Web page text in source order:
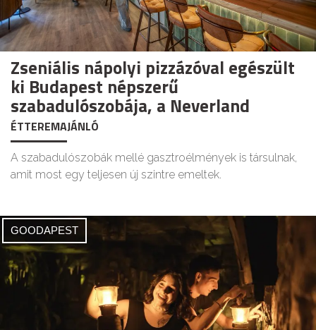
Zseniális nápolyi pizzázóval egészült
ki Budapest népszerű
szabadulószobája, a Neverland
ÉTTEREMAJÁNLÓ
A szabadulószobák mellé gasztroélmények is társulnak,
amit most egy teljesen új szintre emeltek.
GOODAPEST